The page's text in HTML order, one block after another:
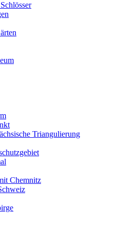
Triangulierung
Chemnitz